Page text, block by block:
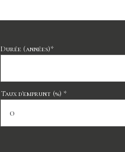
Durée (années)*
Taux d'emprunt (%) *